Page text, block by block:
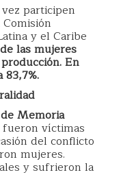
participen
y el Caribe
las mujeres
En
Memoria
fueron víctimas
del conflicto
mujeres.
y sufrieron la